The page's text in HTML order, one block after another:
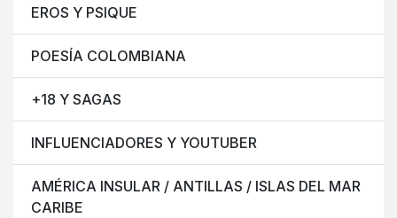
EROS Y PSIQUE
POESÍA COLOMBIANA
+18 Y SAGAS
INFLUENCIADORES Y YOUTUBER
AMÉRICA INSULAR / ANTILLAS / ISLAS DEL MAR
CARIBE